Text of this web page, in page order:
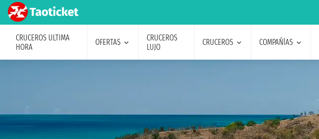
CRUCEROS ULTIMA
HORA
OFERTAS
CRUCEROS
LUJO
CRUCEROS COMPAÑÍAS